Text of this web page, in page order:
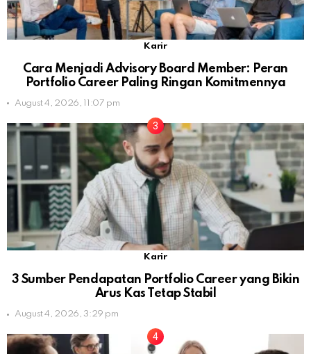
Karir
Cara Menjadi Advisory Board Member: Peran
Portfolio Career Paling Ringan Komitmennya
August 4, 2026, 11:07 pm
Karir
3 Sumber Pendapatan Portfolio Career yang Bikin
Arus Kas Tetap Stabil
August 4, 2026, 3:29 pm